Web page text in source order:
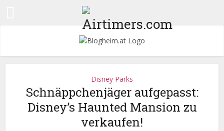
Disney Parks
Schnäppchenjäger aufgepasst:
Disney’s Haunted Mansion zu
verkaufen!